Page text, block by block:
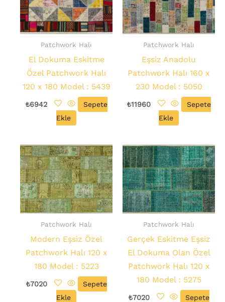
Patchwork Halı
El Dokuma Eskitme
Özel Patchwork Halı
120 x 180 Model : 5439
₺6942
Sepete
Ekle
Patchwork Halı
Eşsiz Anadolu
Patchwork Halı 160 x
230 Model : 5050
₺11960
Sepete
Ekle
Patchwork Halı
Modern Eşsiz Özel
Patchwork Halı 120 x
180 Model : 5223
₺7020
Sepete
Ekle
Patchwork Halı
Gerçek Eskitme Eşsiz
El Dokuma Olan Özel
Patchwork Halı 120 x
180 Model : 5275
₺7020
Sepete